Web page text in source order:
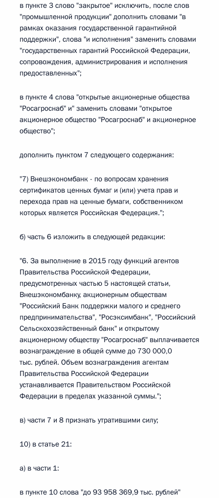
в пункте 3 слово "закрытое" исключить, после слов
"промышленной продукции" дополнить словами "в
рамках оказания государственной гарантийной
поддержки", слова "и исполнения" заменить словами
"государственных гарантий Российской Федерации,
сопровождения, администрирования и исполнения
предоставленных";
в пункте 4 слова "открытые акционерные общества
"Росагроснаб" и" заменить словами "открытое
акционерное общество "Росагроснаб" и акционерное
общество";
дополнить пунктом 7 следующего содержания:
"7) Внешэкономбанк - по вопросам хранения
сертификатов ценных бумаг и (или) учета прав и
перехода прав на ценные бумаги, собственником
которых является Российская Федерация.";
б) часть 6 изложить в следующей редакции:
"6. За выполнение в 2015 году функций агентов
Правительства Российской Федерации,
предусмотренных частью 5 настоящей статьи,
Внешэкономбанку, акционерным обществам
"Российский Банк поддержки малого и среднего
предпринимательства", "Росэксимбанк", "Российский
Сельскохозяйственный банк" и открытому
акционерному обществу "Росагроснаб" выплачивается
вознаграждение в общей сумме до 730 000,0
тыс. рублей. Объем вознаграждения агентам
Правительства Российской Федерации
устанавливается Правительством Российской
Федерации в пределах указанной суммы.";
в) части 7 и 8 признать утратившими силу;
10) в статье 21:
а) в части 1:
в пункте 10 слова "до 93 958 369,9 тыс. рублей"